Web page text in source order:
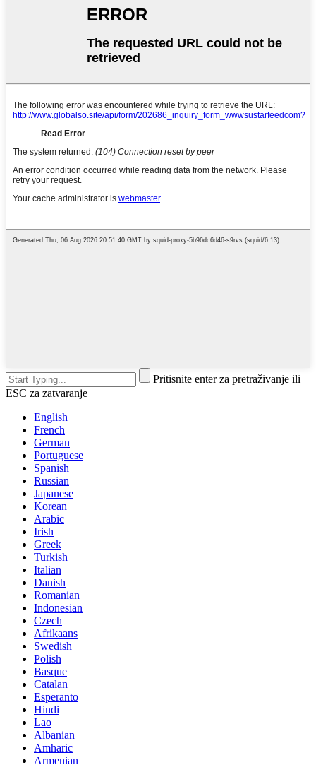
Pritisnite enter za pretraživanje ili
ESC za zatvaranje
English
French
German
Portuguese
Spanish
Russian
Japanese
Korean
Arabic
Irish
Greek
Turkish
Italian
Danish
Romanian
Indonesian
Czech
Afrikaans
Swedish
Polish
Basque
Catalan
Esperanto
Hindi
Lao
Albanian
Amharic
Armenian